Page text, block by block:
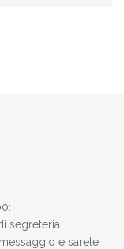
segreteria
e sarete